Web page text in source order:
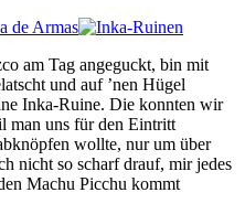
am Tag angeguckt, bin mit
und auf ’nen Hügel
Inka-Ruine. Die konnten wir
man uns für den Eintritt
wollte, nur um über
nicht so scharf drauf, mir jedes
Machu Picchu kommt